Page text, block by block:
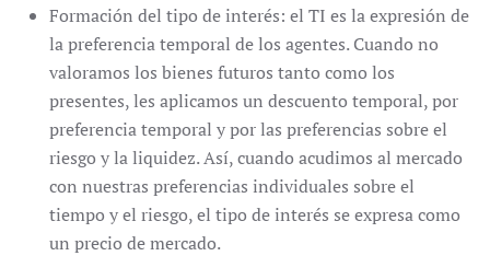
Formación del tipo de interés: el TI es la expresión de
la preferencia temporal de los agentes. Cuando no
valoramos los bienes futuros tanto como los
presentes, les aplicamos un descuento temporal, por
preferencia temporal y por las preferencias sobre el
riesgo y la liquidez. Así, cuando acudimos al mercado
con nuestras preferencias individuales sobre el
tiempo y el riesgo, el tipo de interés se expresa como
un precio de mercado.